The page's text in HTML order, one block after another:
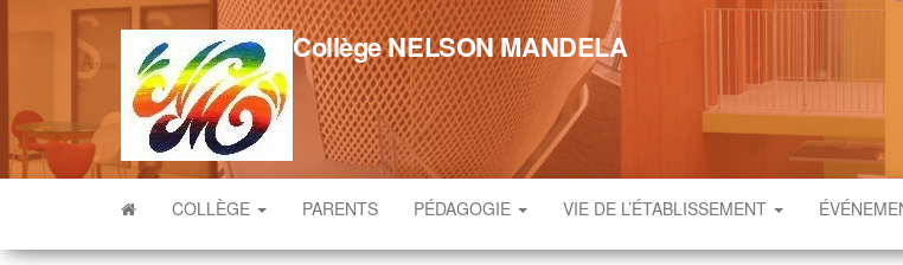
Collège NELSON MANDELA
COLLÈGE PARENTS PÉDAGOGIE VIE DE L’ÉTABLISSEMENT